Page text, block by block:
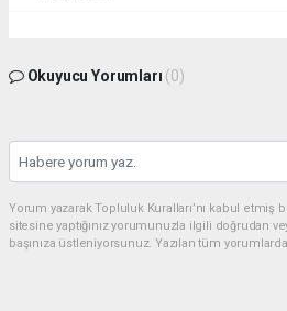
Okuyucu Yorumları (0)
Yorum yazarak Topluluk Kuralları’nı kabul
sitesine yaptığınız yorumunuzla ilgili doğrudan
başınıza üstleniyorsunuz. Yazılan tüm